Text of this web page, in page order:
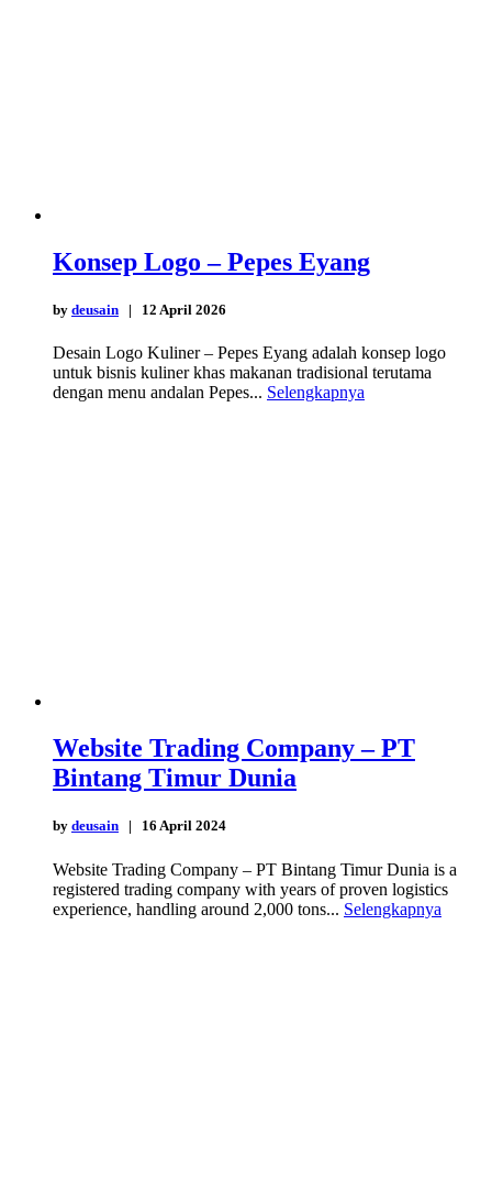
Konsep Logo – Pepes Eyang
by deusain | 12 April 2026
Desain Logo Kuliner – Pepes Eyang adalah konsep logo
untuk bisnis kuliner khas makanan tradisional terutama
dengan menu andalan Pepes... Selengkapnya
Website Trading Company – PT
Bintang Timur Dunia
by deusain | 16 April 2024
Website Trading Company – PT Bintang Timur Dunia is a
registered trading company with years of proven logistics
experience, handling around 2,000 tons... Selengkapnya